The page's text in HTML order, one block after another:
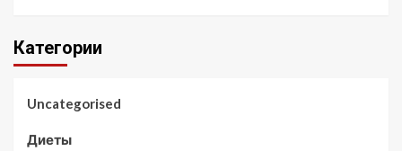
Категории
Uncategorised
Диеты